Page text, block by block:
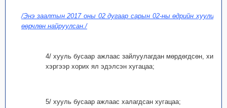
/Энэ заалтын 2017 оны 02 дугаар сарын 02-ны өдрийн хуулиар
өөрчлөн найруулсан./
4/ хууль бусаар ажлаас зайлуулагдан мөрдөгдсөн, хилс
хэргээр хорих ял эдэлсэн хугацаа;
5/ хууль бусаар ажлаас халагдсан хугацаа;